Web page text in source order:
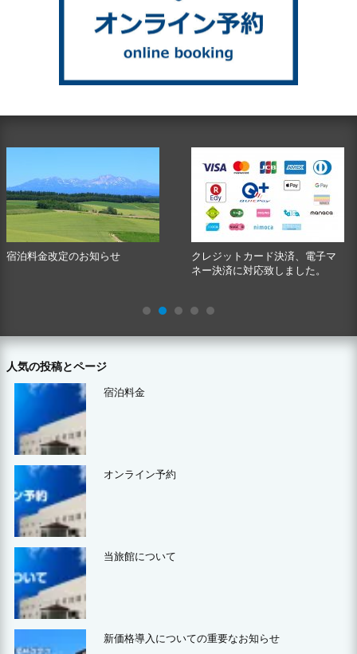
宿泊料金改定のお知らせ
クレジットカード決済、電子マ
ネー決済に対応致しました。
人気の投稿とページ
宿泊料金
オンライン予約
当旅館について
新価格導入についての重要なお知らせ